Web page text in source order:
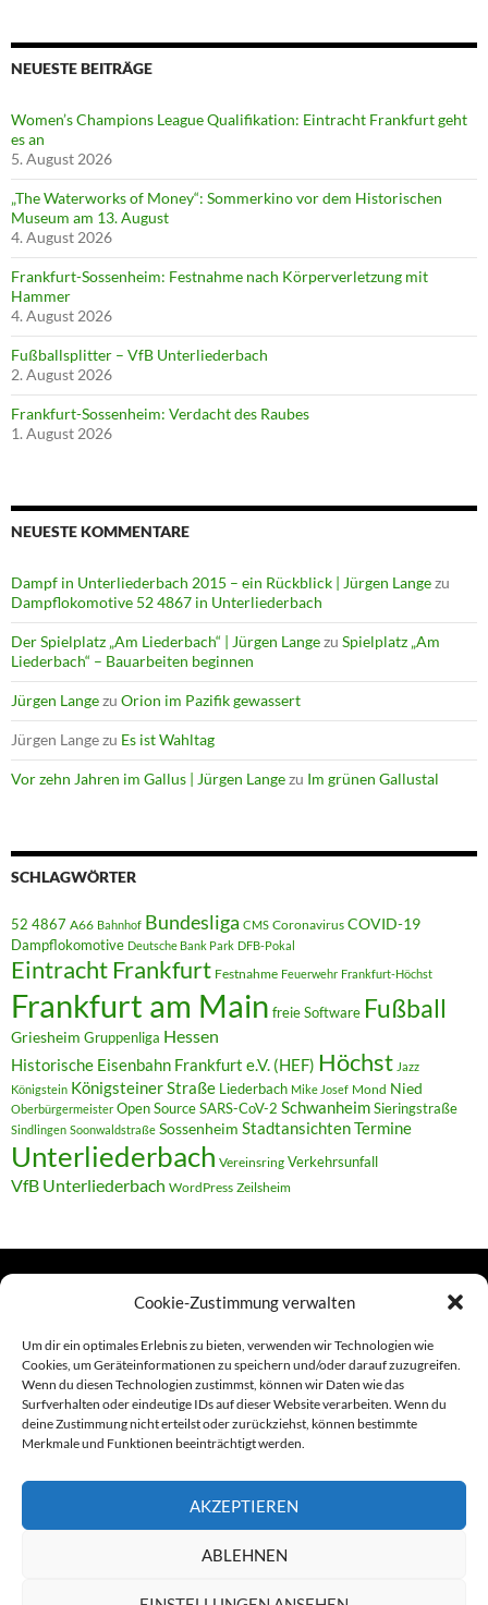
Cookie-Zustimmung verwalten
Um dir ein optimales Erlebnis zu bieten, verwenden wir Technologien wie
Cookies, um Geräteinformationen zu speichern und/oder darauf zuzugreifen.
Wenn du diesen Technologien zustimmst, können wir Daten wie das
Surfverhalten oder eindeutige IDs auf dieser Website verarbeiten. Wenn du
deine Zustimmung nicht erteilst oder zurückziehst, können bestimmte
Merkmale und Funktionen beeinträchtigt werden.
AKZEPTIEREN
ABLEHNEN
NEUESTE BEITRÄGE
Women’s Champions League Qualifikation: Eintracht Frankfurt geht
es an
5. August 2026
„The Waterworks of Money“: Sommerkino vor dem Historischen
Museum am 13. August
4. August 2026
Frankfurt-Sossenheim: Festnahme nach Körperverletzung mit
Hammer
4. August 2026
Fußballsplitter – VfB Unterliederbach
2. August 2026
Frankfurt-Sossenheim: Verdacht des Raubes
1. August 2026
NEUESTE KOMMENTARE
Dampf in Unterliederbach 2015 – ein Rückblick | Jürgen Langezu
Dampflokomotive 52 4867 in Unterliederbach
Der Spielplatz „Am Liederbach“ | Jürgen Langezu Spielplatz „Am
Liederbach“ – Bauarbeiten beginnen
Jürgen Langezu Orion im Pazifik gewassert
Jürgen Langezu Es ist Wahltag
Vor zehn Jahren im Gallus | Jürgen Langezu Im grünen Gallustal
SCHLAGWÖRTER
52 4867 A66 Bahnhof Bundesliga CMS Coronavirus COVID-19
Dampflokomotive Deutsche Bank Park DFB-Pokal
Eintracht Frankfurt Festnahme Feuerwehr Frankfurt-Höchst
Frankfurt am Main freie Software Fußball
Griesheim Gruppenliga Hessen
Historische Eisenbahn Frankfurt e.V. (HEF) Höchst Jazz
Königstein Königsteiner Straße Liederbach Mike Josef Mond Nied
Oberbürgermeister Open SourceSARS-CoV-2 SchwanheimSieringstraße
Sindlingen Soonwaldstraße Sossenheim StadtansichtenTermine
Unterliederbach Vereinsring Verkehrsunfall
VfB Unterliederbach WordPress Zeilsheim
Links
Amiga (alt in Seite)
Amiga-News
Foto-Spaziergänge (Mainzauber)